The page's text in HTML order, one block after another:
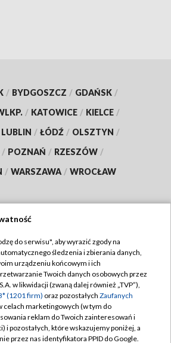
/ BYDGOSZCZ / GDAŃSK /
/ KATOWICE / KIELCE /
LUBLIN / ŁÓDŹ / OLSZTYN /
/ POZNAŃ / RZESZÓW /
/ WARSZAWA / WROCŁAW
TVP
TVP
Cyfrowa
Regulamin TVP
prywatności
Moje zgody
Pomoc
do serwisu", aby wyrazić zgody na
śledzenia i zbierania danych,
urządzeniu końcowym i ich
Twoich danych osobowych przez
w likwidacji (zwaną dalej również „TVP”),
(1201 firm) oraz pozostałych Zaufanych
celach marketingowych (w tym do
reklam do Twoich zainteresowań i
i pozostałych, które wskazujemy poniżej, a
przez nas identyfikatora PPID do Google.